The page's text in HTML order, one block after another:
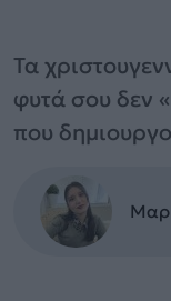
Τα
φυτά σου δεν
που